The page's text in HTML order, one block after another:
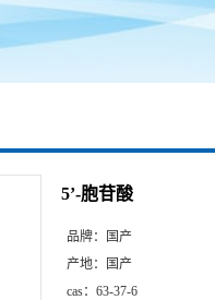
5’-胞苷酸
品牌：
国产
产地：
国产
cas： 63-37-6